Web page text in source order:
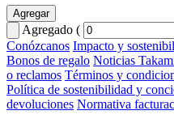
Agregar
Agregado (
Conózcanos Impacto y
Bonos de regalo Noticias
o reclamos Términos y
Política de sostenibilidad y
devoluciones Normativa